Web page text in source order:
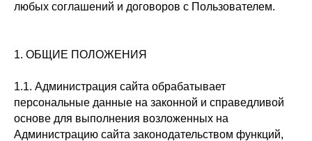
любых соглашений и договоров с Пользователем.
1. ОБЩИЕ ПОЛОЖЕНИЯ
1.1. Администрация сайта обрабатывает
персональные данные на законной и справедливой
основе для выполнения возложенных на
Администрацию сайта законодательством функций,